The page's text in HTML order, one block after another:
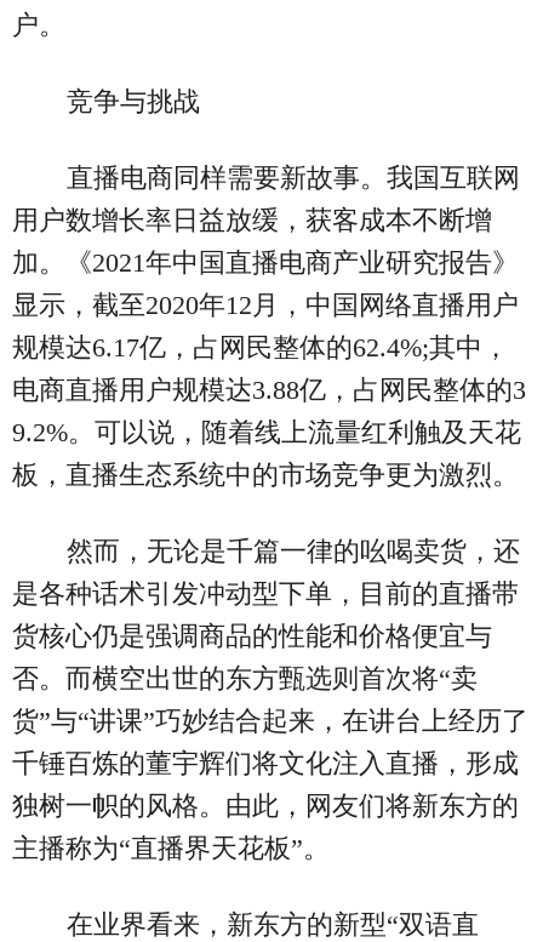
户。
竞争与挑战
直播电商同样需要新故事。我国互联网
用户数增长率日益放缓，获客成本不断增
加。《2021年中国直播电商产业研究报告》
显示，截至2020年12月，中国网络直播用户
规模达6.17亿，占网民整体的62.4%;其中，
电商直播用户规模达3.88亿，占网民整体的3
9.2%。可以说，随着线上流量红利触及天花
板，直播生态系统中的市场竞争更为激烈。
然而，无论是千篇一律的吆喝卖货，还
是各种话术引发冲动型下单，目前的直播带
货核心仍是强调商品的性能和价格便宜与
否。而横空出世的东方甄选则首次将“卖
货”与“讲课”巧妙结合起来，在讲台上经历了
千锤百炼的董宇辉们将文化注入直播，形成
独树一帜的风格。由此，网友们将新东方的
主播称为“直播界天花板”。
在业界看来，新东方的新型“双语直